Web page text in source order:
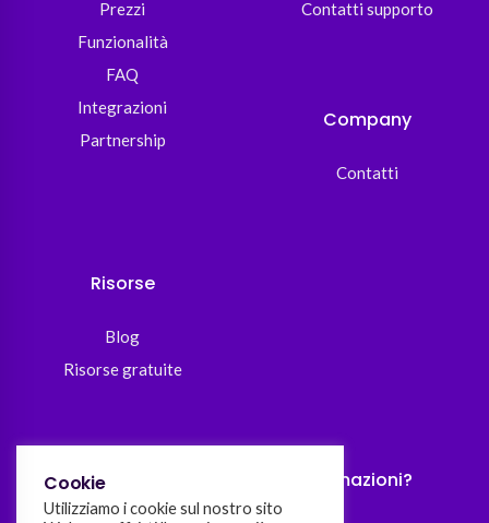
Prezzi
Funzionalità
FAQ
Integrazioni
Partnership
Contatti supporto
Company
Contatti
Risorse
Blog
Risorse gratuite
Hai bisogno di maggiori informazioni?
Cookie
Utilizziamo i cookie sul nostro sito